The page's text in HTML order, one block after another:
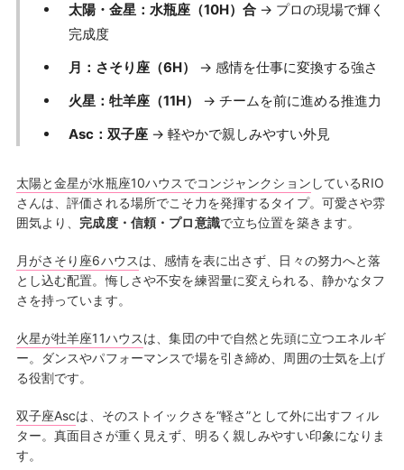
太陽・金星：水瓶座（10H）合→ プロの現場で輝く
完成度
月：さそり座（6H）
→ 感情を仕事に変換する強さ
火星：牡羊座（11H）
→ チームを前に進める推進力
Asc：双子座→ 軽やかで親しみやすい外見
太陽と金星が水瓶座10ハウスでコンジャンクション しているRIO
さんは、評価される場所でこそ力を発揮するタイプ。可愛さや雰
囲気より、 完成度・信頼・プロ意識で立ち位置を築きます。
月がさそり座6ハウスは、感情を表に出さず、日々の努力へと落
とし込む配置。悔しさや不安を練習量に変えられる、静かなタフ
さを持っています。
火星が牡羊座11ハウスは、集団の中で自然と先頭に立つエネルギ
ー。ダンスやパフォーマンスで場を引き締め、周囲の士気を上げ
る役割です。
双子座Ascは、そのストイックさを“軽さ”として外に出すフィル
ター。真面目さが重く見えず、明るく親しみやすい印象になりま
す。